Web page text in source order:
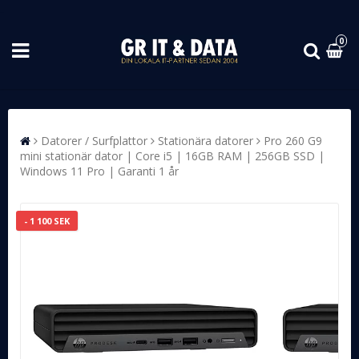
0
Datorer / Surfplattor Stationära datorer
Pro 260 G9
mini stationär dator | Core i5 | 16GB RAM | 256GB SSD |
Windows 11 Pro | Garanti 1 år
- 1 100 SEK